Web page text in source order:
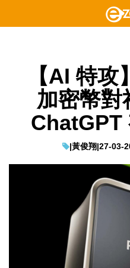
【AI 特
加密幣對
ChatGPT
|黃俊翔|27-03-